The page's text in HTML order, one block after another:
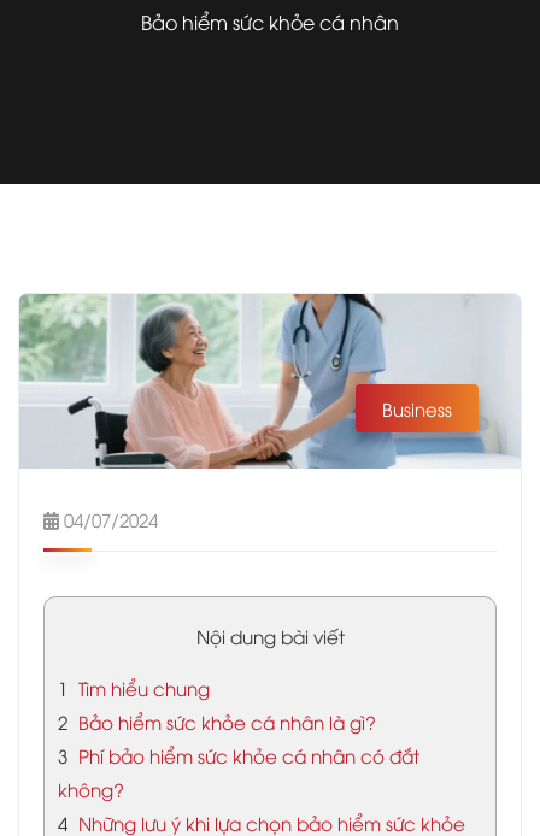
Bảo hiểm sức khỏe cá nhân
Business
04/07/2024
Nội dung bài viết
1 Tìm hiểu chung
2 Bảo hiểm sức khỏe cá nhân là gì?
3 Phí bảo hiểm sức khỏe cá nhân có đắt
không?
4 Những lưu ý khi lựa chọn bảo hiểm sức khỏe